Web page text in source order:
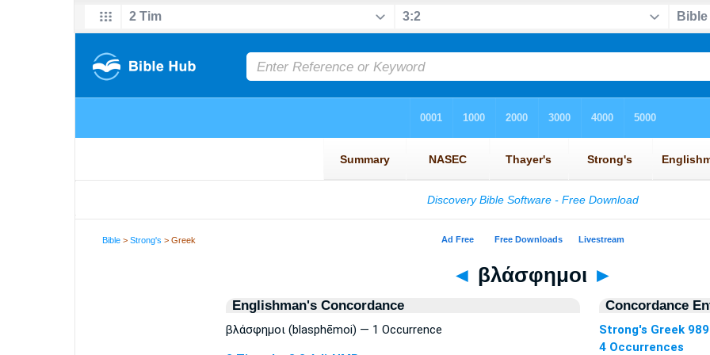
Bible >Strong's > Greek
◄ βλάσφημοι ►
Englishman's Concordance
βλάσφημοι (blasphēmoi) — 1 Occurrence
Concordance
Strong's Greek 989
4 Occurrences